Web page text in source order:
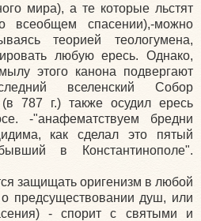
мира), а те которые льстят
всеобщем спасении),-можно
теорией теологумена,
любую ересь. Однако,
этого канона подвергают
вселенский Собор
787 г.) также осудил ересь
-"анафематствуем бредни
как сделал это пятый
в Константинополе".
защищать оригенизм в любой
предсуществовании душ, или
- спорит с святыми и